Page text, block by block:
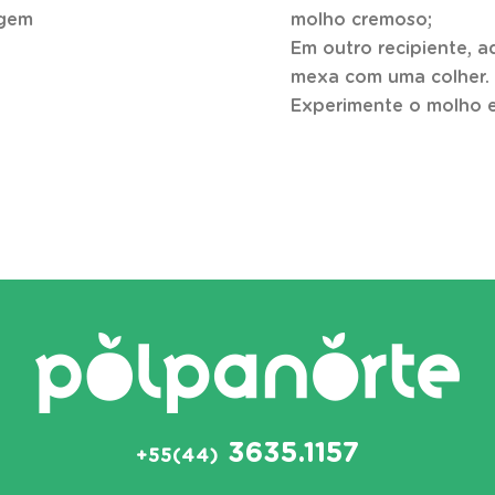
molho cremoso;
Em outro recipiente,
mexa com uma colher.
Experimente o molho
+55(44) 3635.1157